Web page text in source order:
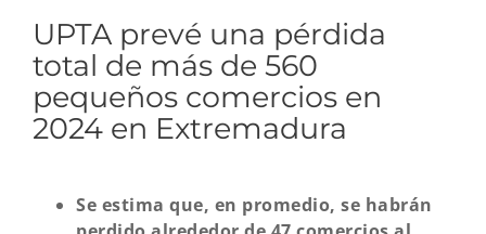
UPTA prevé una pérdida
total de más de 560
pequeños comercios en
2024 en Extremadura
Se estima que, en promedio, se habrán